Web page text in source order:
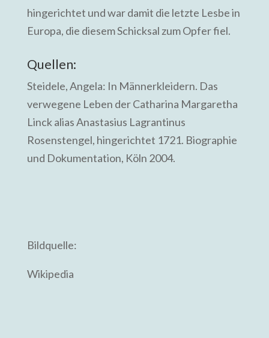
hingerichtet und war damit die letzte Lesbe in
Europa, die diesem Schicksal zum Opfer fiel.
Quellen:
Steidele, Angela: In Männerkleidern. Das
verwegene Leben der Catharina Margaretha
Linck alias Anastasius Lagrantinus
Rosenstengel, hingerichtet 1721. Biographie
und Dokumentation, Köln 2004.
Bildquelle:
Wikipedia